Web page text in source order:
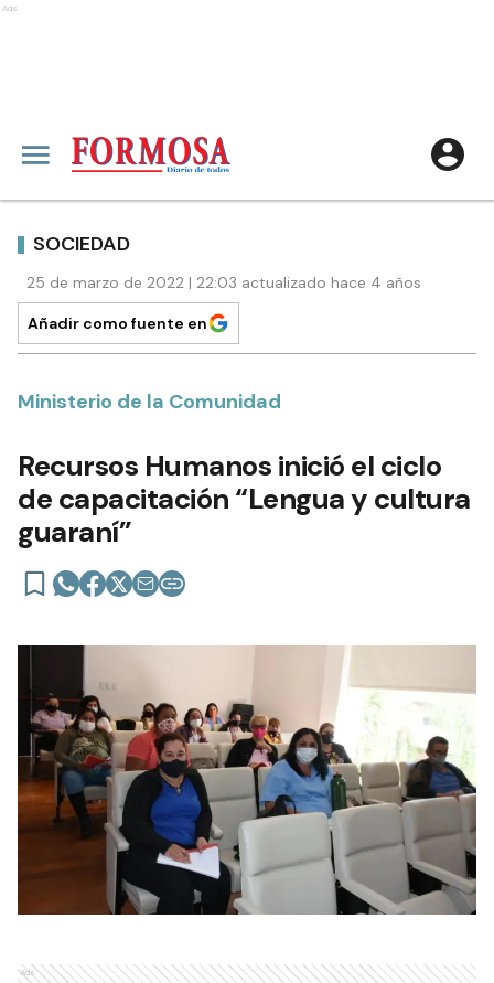
Ads
SOCIEDAD
25 de marzo de 2022 | 22:03 actualizado hace 4 años
Añadir como fuente en
Ministerio de la Comunidad
Recursos Humanos inició el ciclo
de capacitación “Lengua y cultura
guaraní”
Ads